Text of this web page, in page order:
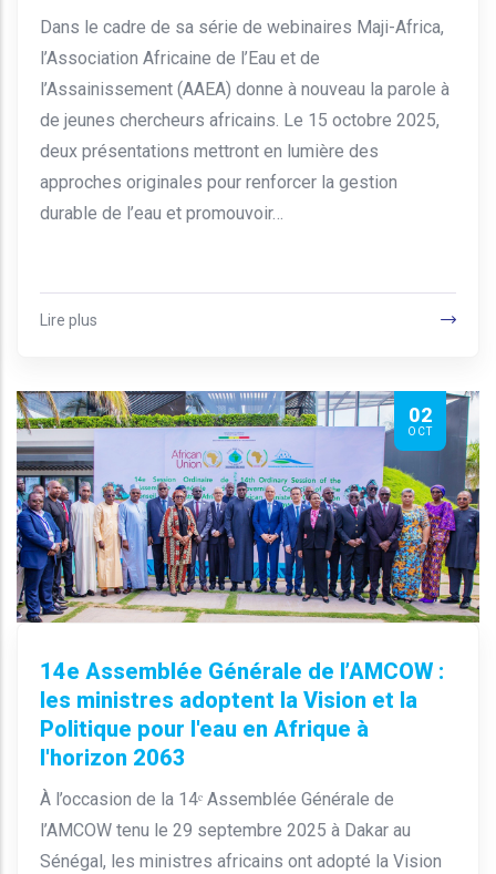
Dans le cadre de sa série de webinaires Maji-Africa,
l’Association Africaine de l’Eau et de
l’Assainissement (AAEA) donne à nouveau la parole à
de jeunes chercheurs africains. Le 15 octobre 2025,
deux présentations mettront en lumière des
approches originales pour renforcer la gestion
durable de l’eau et promouvoir…
Lire plus
02
OCT
14e Assemblée Générale de l’AMCOW :
les ministres adoptent la Vision et la
Politique pour l'eau en Afrique à
l'horizon 2063
À l’occasion de la 14ᵉ Assemblée Générale de
l’AMCOW tenu le 29 septembre 2025 à Dakar au
Sénégal, les ministres africains ont adopté la Vision